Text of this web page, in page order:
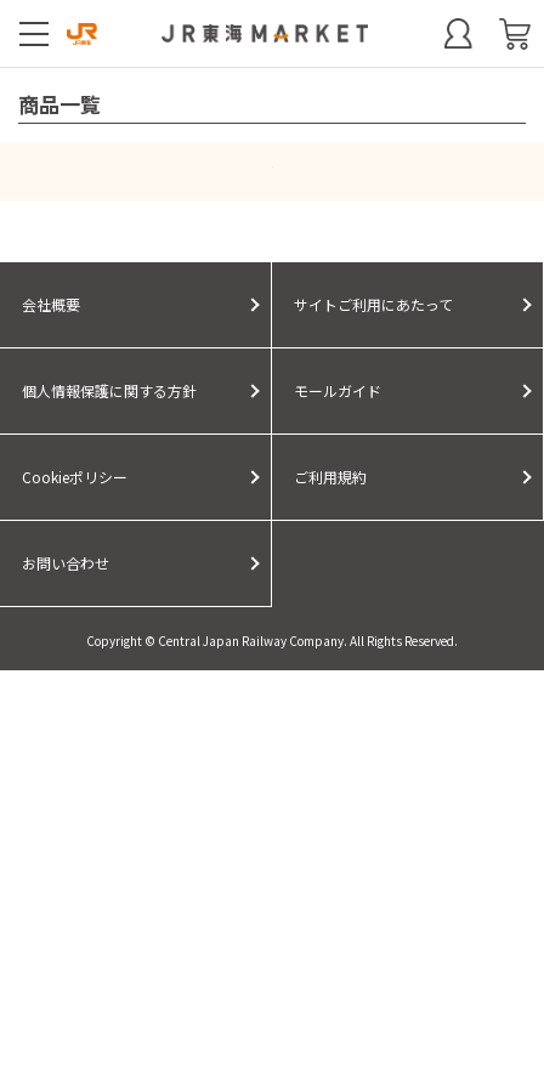
商品一覧
会社概要 サイトご利用にあたって
個人情報保護に関する方針 モールガイド
Cookieポリシー ご利用規約
お問い合わせ
Copyright © Central Japan Railway Company. All Rights Reserved.